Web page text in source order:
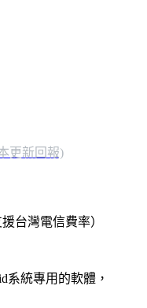
更新回報)
台灣電信費率）
系統專用的軟體，